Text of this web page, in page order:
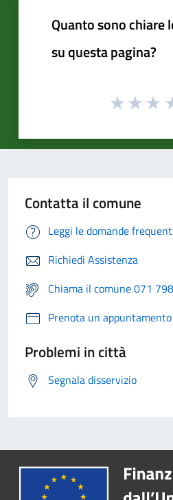
Quanto sono chiare
su questa pagina?
Contatta il comune
Leggi le domande
Richiedi Assistenza
Chiama il comune 071
Prenota un appuntamento
Problemi in città
Segnala disservizio